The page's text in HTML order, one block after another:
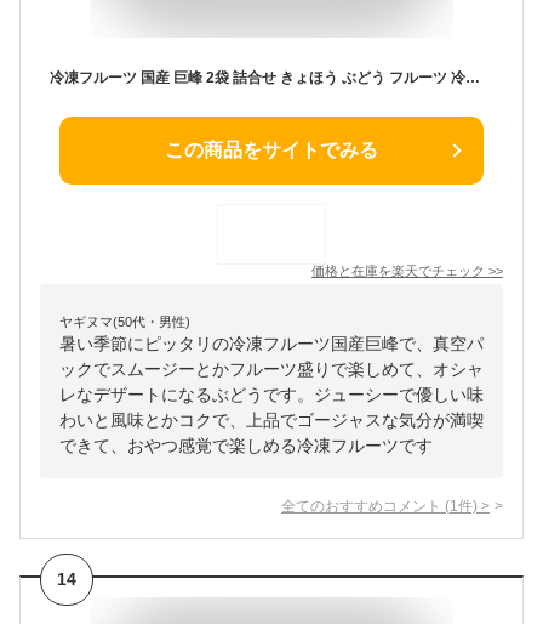
冷凍フルーツ 国産 巨峰 2袋 詰合せ きょほう ぶどう フルーツ 冷凍 果物 国産 国内産 真空パック スムージー デトックスウォーター NORUCA
この商品をサイトでみる
価格と在庫を楽天でチェック >>
ヤギヌマ(50代・男性)
暑い季節にピッタリの冷凍フルーツ国産巨峰で、真空パ
ックでスムージーとかフルーツ盛りで楽しめて、オシャ
レなデザートになるぶどうです。ジューシーで優しい味
わいと風味とかコクで、上品でゴージャスな気分が満喫
できて、おやつ感覚で楽しめる冷凍フルーツです
全てのおすすめコメント (1 件) >
14